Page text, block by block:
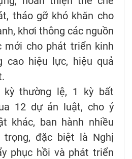
tháo gỡ khó khăn cho
khơi thông các nguồn
mới cho phát triển kinh
cao hiệu lực, hiệu quả
kỳ thường lệ, 1 kỳ bất
12 dự án luật, cho ý
khác, ban hành nhiều
trọng, đặc biệt là Nghị
phục hồi và phát triển